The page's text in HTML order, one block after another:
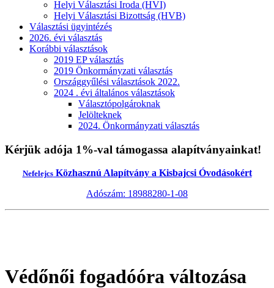
Helyi Választási Iroda (HVI)
Helyi Választási Bizottság (HVB)
Választási ügyintézés
2026. évi választás
Korábbi választások
2019 EP választás
2019 Önkormányzati választás
Országgyűlési választások 2022.
2024 . évi általános választások
Választópolgároknak
Jelölteknek
2024. Önkormányzati választás
Kérjük adója 1%-val támogassa alapítványainkat!
NefelejcsKözhasznú Alapítvány a Kisbajcsi Óvodásokért
Adószám: 18988280-1-08
Védőnői fogadóóra változása